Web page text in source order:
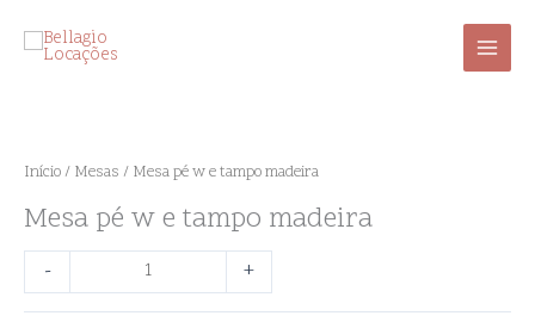
Início / Mesas / Mesa pé w e tampo madeira
Mesa pé w e tampo madeira
-
w
tampo
madeira
quantidade
+